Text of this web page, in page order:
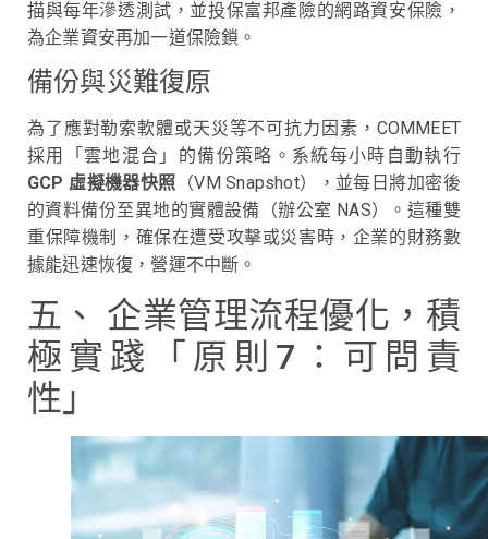
描與每年滲透測試，並投保富邦產險的網路資安保險，
為企業資安再加一道保險鎖。
備份與災難復原
為了應對勒索軟體或天災等不可抗力因素，COMMEET
採用「雲地混合」的備份策略。系統每小時自動執行
GCP 虛擬機器快照 （VM Snapshot），並每日將加密後
的資料備份至異地的實體設備（辦公室 NAS）。這種雙
重保障機制，確保在遭受攻擊或災害時，企業的財務數
據能迅速恢復，營運不中斷。
五、 企業管理流程優化，積
極實踐「原則7：可問責
性」